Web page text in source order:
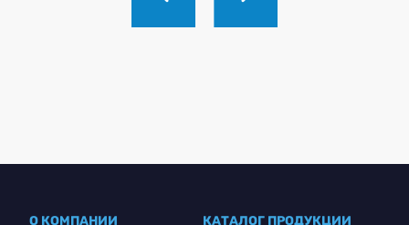
О КОМПАНИИ КАТАЛОГ ПРОДУКЦИИ